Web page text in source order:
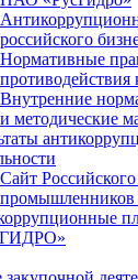
российского
Нормативные
противодействия
Внутренние
и методические
Сайт
промышленников